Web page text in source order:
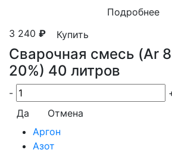
Подробнее
3 240 ₽ Купить
Сварочная смесь (Ar
20%) 40 литров
-
Да
Отмена
Аргон
Азот